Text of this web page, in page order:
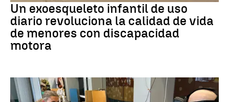
Un exoesqueleto infantil de uso
diario revoluciona la calidad de vida
de menores con discapacidad
motora